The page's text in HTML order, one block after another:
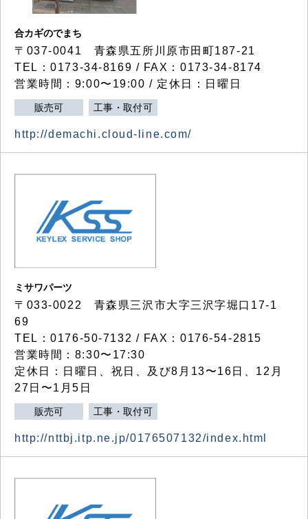
合カギのでまち
〒037-0041 青森県五所川原市田町187-21
TEL：0173-34-8169 / FAX：0173-34-8174
営業時間：9:00〜19:00 / 定休日：日曜日
販売可 工事・取付可
http://demachi.cloud-line.com/
ミサワパーツ
〒033-0022 青森県三沢市大字三沢字堀口17-1
69
TEL：0176-50-7132 / FAX：0176-54-2815
営業時間：8:30〜17:30
定休日：日曜日、祝日、及び8月13〜16日、12月
27日〜1月5日
販売可 工事・取付可
http://nttbj.itp.ne.jp/0176507132/index.html